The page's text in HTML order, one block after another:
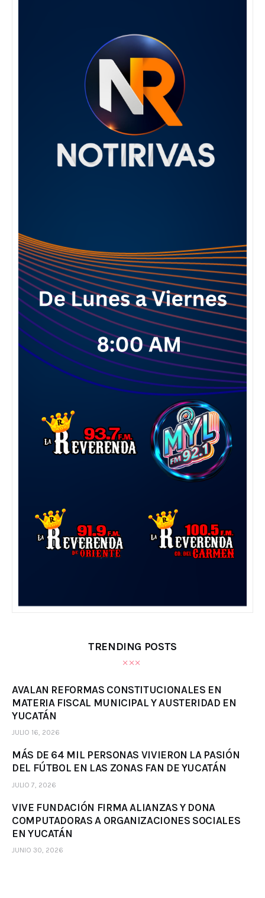
TRENDING POSTS
AVALAN REFORMAS CONSTITUCIONALES EN
MATERIA FISCAL MUNICIPAL Y AUSTERIDAD EN
YUCATÁN
JULIO 16, 2026
MÁS DE 64 MIL PERSONAS VIVIERON LA PASIÓN
DEL FÚTBOL EN LAS ZONAS FAN DE YUCATÁN
JULIO 7, 2026
VIVE FUNDACIÓN FIRMA ALIANZAS Y DONA
COMPUTADORAS A ORGANIZACIONES SOCIALES
EN YUCATÁN
JUNIO 30, 2026